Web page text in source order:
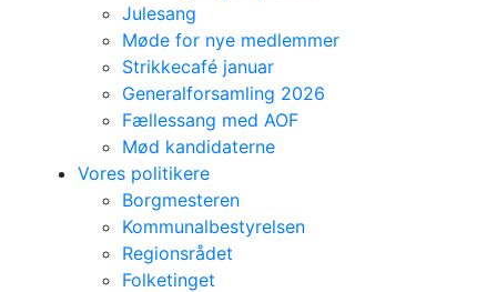
Julesang
Møde for nye medlemmer
Strikkecafé januar
Generalforsamling 2026
Fællessang med AOF
Mød kandidaterne
Vores politikere
Borgmesteren
Kommunalbestyrelsen
Regionsrådet
Folketinget